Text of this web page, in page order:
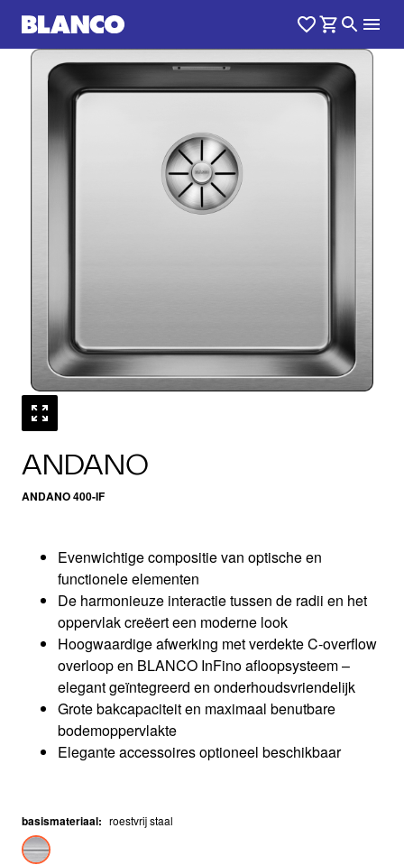
ANDANO
ANDANO 400-IF
1 /0
Evenwichtige compositie van optische en
functionele elementen
De harmonieuze interactie tussen de radii en het
oppervlak creëert een moderne look
Hoogwaardige afwerking met verdekte C-overflow
overloop en BLANCO InFino afloopsysteem –
elegant geïntegreerd en onderhoudsvriendelijk
Grote bakcapaciteit en maximaal benutbare
bodemoppervlakte
Elegante accessoires optioneel beschikbaar
basismateriaal: roestvrij staal